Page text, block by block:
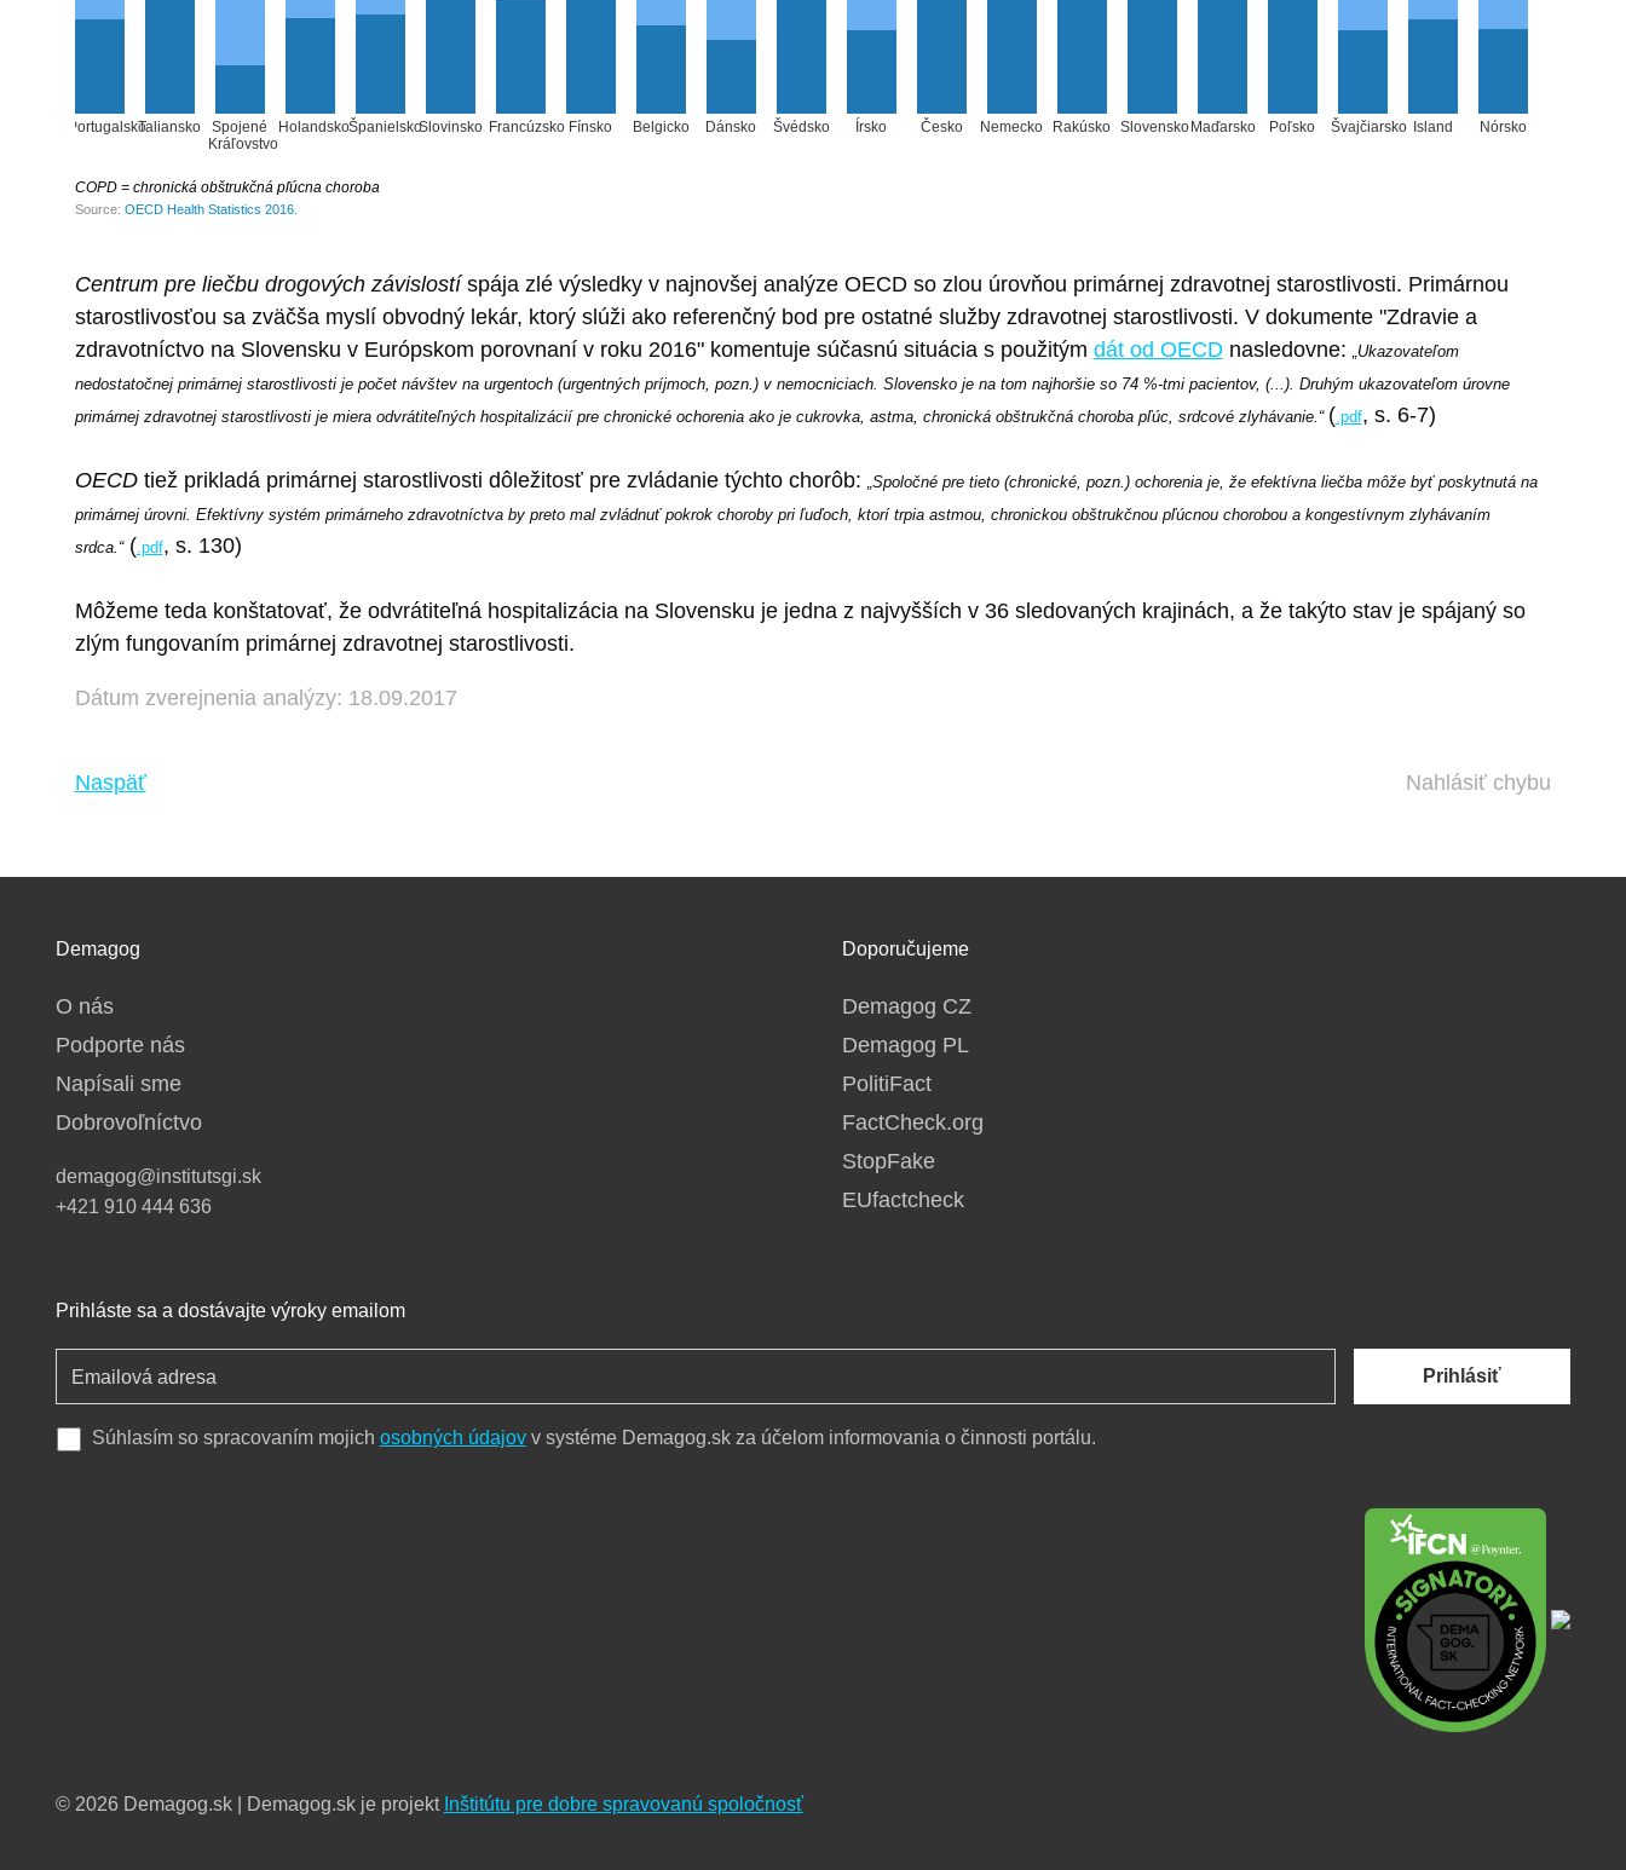
Centrum pre liečbu drogových závislostíspája zlé výsledky v najnovšej analýze OECD so zlou úrovňou primárnej zdravotnej starostlivosti. Primárnou
starostlivosťou sa zväčša myslí obvodný lekár, ktorý slúži ako referenčný bod pre ostatné služby zdravotnej starostlivosti. V dokumente "Zdravie a
zdravotníctvo na Slovensku v Európskom porovnaní v roku 2016" komentuje súčasnú situácia s použitým dát od OECDnasledovne:
„Ukazovateľom
nedostatočnej primárnej starostlivosti je počet návštev na urgentoch (urgentných príjmoch, pozn.) v nemocniciach. Slovensko je na tom najhoršie so 74 %-tmi pacientov, (...). Druhým ukazovateľom úrovne
primárnej zdravotnej starostlivosti je miera odvrátiteľných hospitalizácií pre chronické ochorenia ako je cukrovka, astma, chronická obštrukčná choroba pľúc, srdcové zlyhávanie.“ ( .pdf, s. 6-7)
OECD tiež prikladá primárnej starostlivosti dôležitosť pre zvládanie týchto chorôb:
„Spoločné pre tieto (chronické, pozn.) ochorenia je, že efektívna liečba môže byť poskytnutá na
primárnej úrovni. Efektívny systém primárneho zdravotníctva by preto mal zvládnuť pokrok choroby pri ľuďoch, ktorí trpia astmou, chronickou obštrukčnou pľúcnou chorobou a kongestívnym zlyhávaním
srdca.“( .pdf, s. 130)
Môžeme teda konštatovať, že odvrátiteľná hospitalizácia na Slovensku je jedna z najvyšších v 36 sledovaných krajinách, a že takýto stav je spájaný so
zlým fungovaním primárnej zdravotnej starostlivosti.
Dátum zverejnenia analýzy: 18.09.2017
Naspäť Nahlásiť chybu
Demagog
O nás
Podporte nás
Napísali sme
Dobrovoľníctvo
demagog@institutsgi.sk
+421 910 444 636
Doporučujeme
Demagog CZ
Demagog PL
PolitiFact
FactCheck.org
StopFake
EUfactcheck
Prihláste sa a dostávajte výroky emailom
Prihlásiť
Súhlasím so spracovaním mojich osobných údajovv systéme Demagog.sk za účelom informovania o činnosti portálu.
© 2026 Demagog.sk | Demagog.sk je projekt Inštitútu pre dobre spravovanú spoločnosť